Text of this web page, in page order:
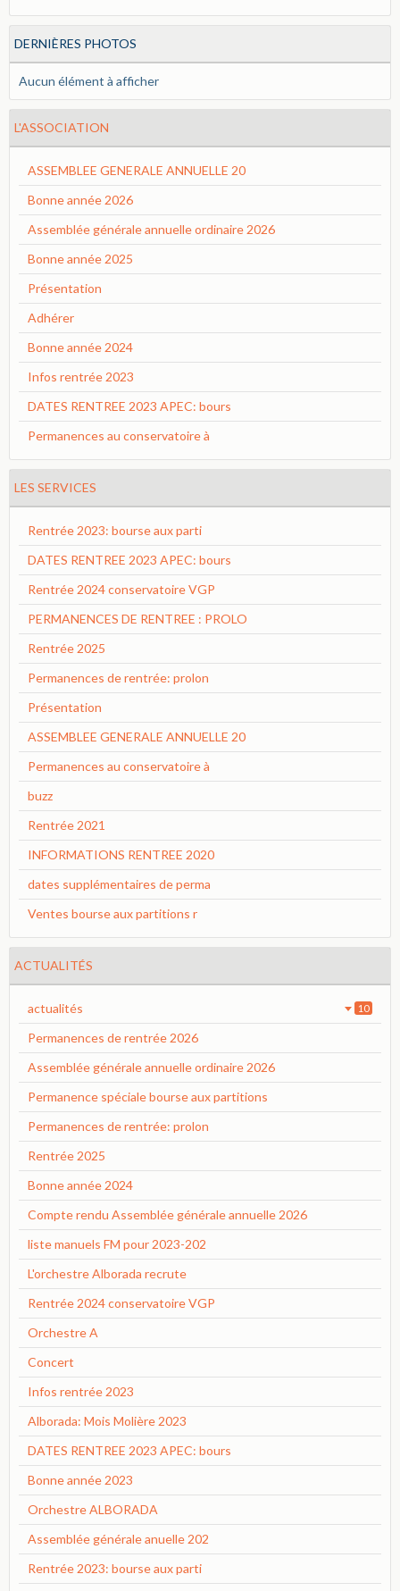
DERNIÈRES PHOTOS
Aucun élément à afficher
L'ASSOCIATION
ASSEMBLEE GENERALE ANNUELLE 20
Bonne année 2026
Assemblée générale annuelle ordinaire 2026
Bonne année 2025
Présentation
Adhérer
Bonne année 2024
Infos rentrée 2023
DATES RENTREE 2023 APEC: bours
Permanences au conservatoire à
LES SERVICES
Rentrée 2023: bourse aux parti
DATES RENTREE 2023 APEC: bours
Rentrée 2024 conservatoire VGP
PERMANENCES DE RENTREE : PROLO
Rentrée 2025
Permanences de rentrée: prolon
Présentation
ASSEMBLEE GENERALE ANNUELLE 20
Permanences au conservatoire à
buzz
Rentrée 2021
INFORMATIONS RENTREE 2020
dates supplémentaires de perma
Ventes bourse aux partitions r
ACTUALITÉS
actualités 10
Permanences de rentrée 2026
Assemblée générale annuelle ordinaire 2026
Permanence spéciale bourse aux partitions
Permanences de rentrée: prolon
Rentrée 2025
Bonne année 2024
Compte rendu Assemblée générale annuelle 2026
liste manuels FM pour 2023-202
L'orchestre Alborada recrute
Rentrée 2024 conservatoire VGP
Orchestre A
Concert
Infos rentrée 2023
Alborada: Mois Molière 2023
DATES RENTREE 2023 APEC: bours
Bonne année 2023
Orchestre ALBORADA
Assemblée générale anuelle 202
Rentrée 2023: bourse aux parti